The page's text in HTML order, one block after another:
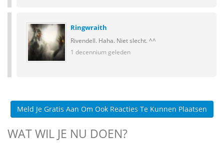
Ringwraith
Rivendell. Haha. Niet slecht. ^^
1 decennium geleden
Meld Je Gratis Aan Om Ook Reacties Te Kunnen Plaatsen
WAT WIL JE NU DOEN?